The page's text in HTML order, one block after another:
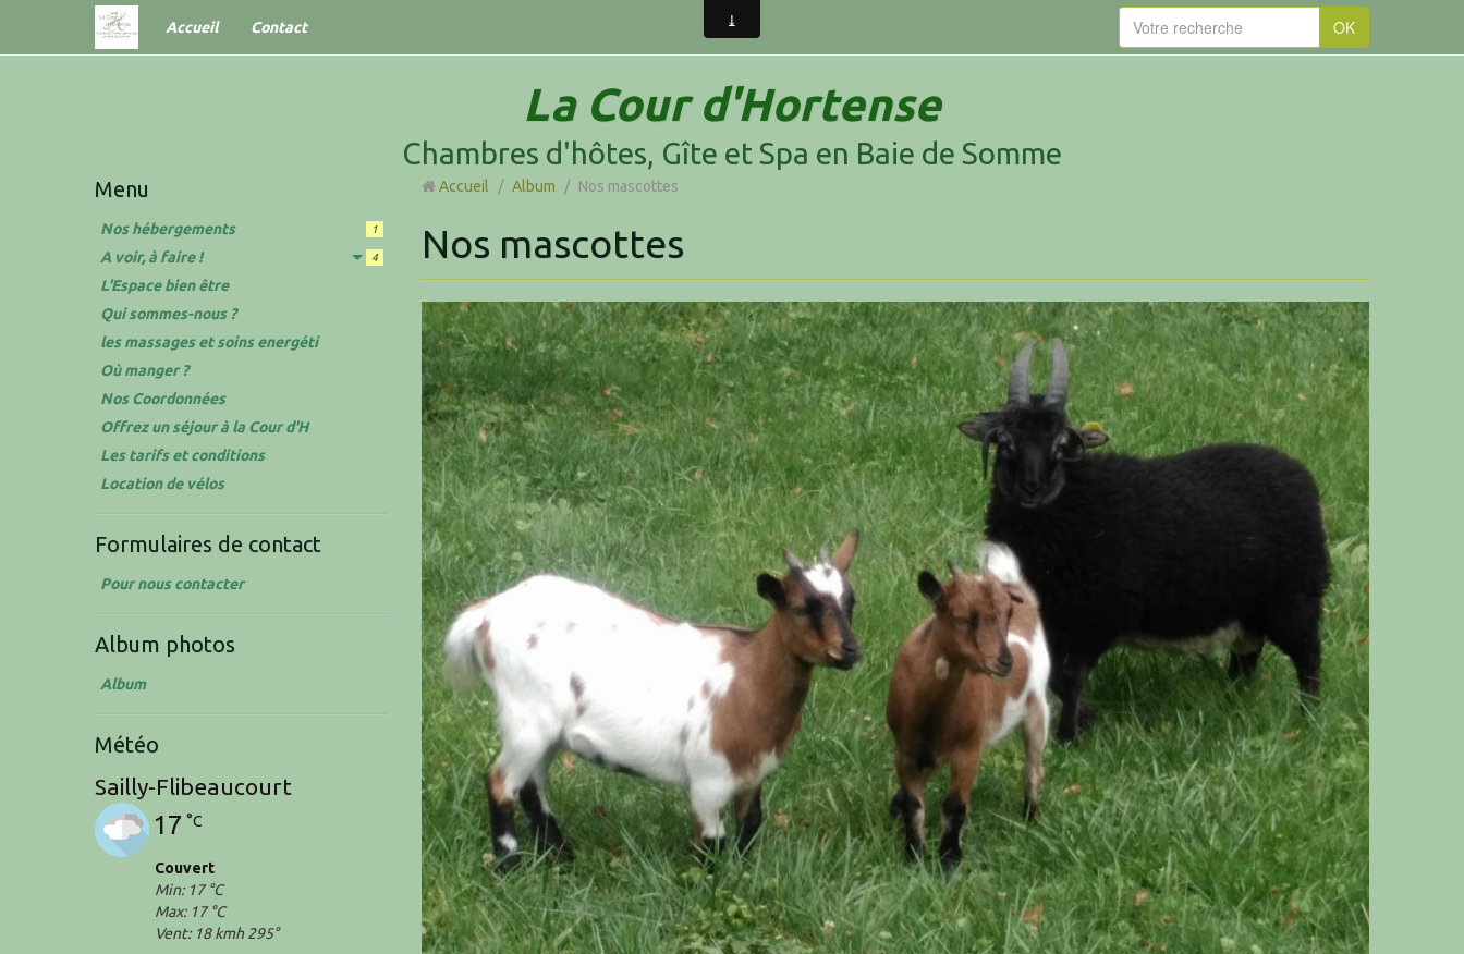
Accueil Contact OK
La Cour d'Hortense
Chambres d'hôtes, Gîte et Spa en Baie de Somme
Menu
Nos hébergements 1
A voir, à faire ! 4
L'Espace bien être
Qui sommes-nous ?
les massages et soins energéti
Où manger ?
Nos Coordonnées
Offrez un séjour à la Cour d'H
Les tarifs et conditions
Location de vélos
Formulaires de contact
Pour nous contacter
Album photos
Album
Météo
Sailly-Flibeaucourt
17 °C
Couvert
Min: 17 °C
Max: 17 °C
Vent: 18 kmh 295°
Accueil / Album / Nos mascottes
Nos mascottes